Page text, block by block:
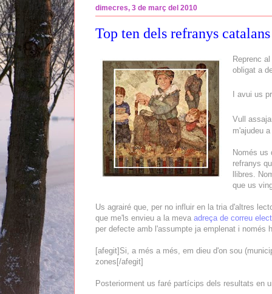
dimecres, 3 de març del 2010
Top ten dels refranys catalans
Reprenc
obligat a
I avui us
Vull
m'ajudeu
Només us
refranys
llibres.
que us
Us agrairé que, per no influir en la tria d'altres
que me'ls envieu a la meva adreça de correu
per defecte amb l'assumpte ja emplenat i només
[afegit]Si, a més a més, em dieu d'on sou
zones[/afegit]
Posteriorment us faré partícips dels resultats en